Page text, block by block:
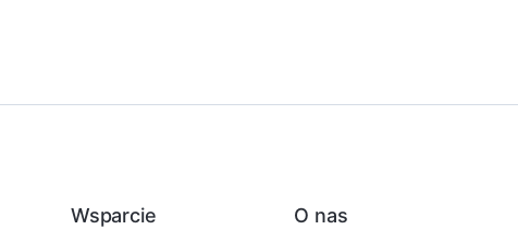
Wsparcie O nas